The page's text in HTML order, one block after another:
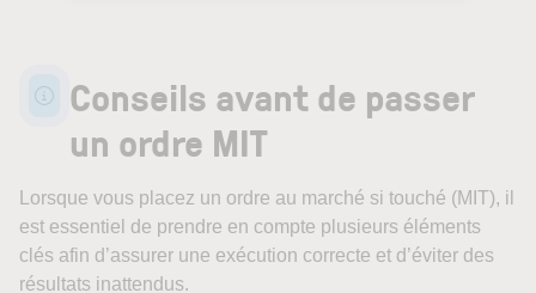
Conseils avant de passer
un ordre MIT
Lorsque vous placez un ordre au marché si touché (MIT), il
est essentiel de prendre en compte plusieurs éléments
clés afin d’assurer une exécution correcte et d’éviter des
résultats inattendus.